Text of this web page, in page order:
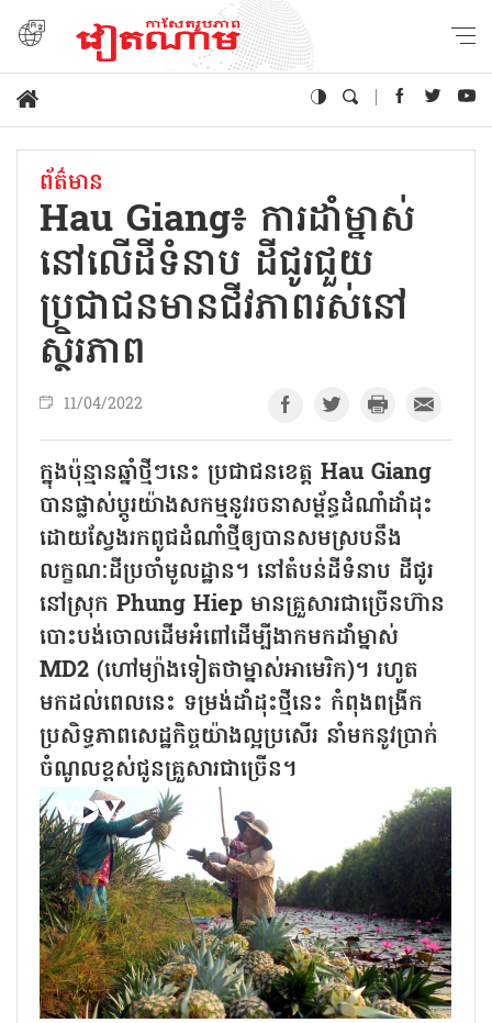
ព័ត៌មាន
Hau Giang៖ ការដាំម្នាស់
នៅលើដីទំនាប ដីជូរជួយ
ប្រជាជនមានជីវភាពរស់នៅ
ស្ថិរភាព
11/04/2022
ក្នុងប៉ុន្មានឆ្នាំថ្មីៗនេះ ប្រជាជនខេត្ត Hau Giang
បានផ្លាស់ប្តូរយ៉ាងសកម្មនូវរចនាសម្ព័ន្ធដំណាំដាំដុះ
ដោយស្វែងរកពូជដំណាំថ្មីឲ្យបានសមស្របនឹង
លក្ខណៈដីប្រចាំមូលដ្ឋាន។ នៅតំបន់ដីទំនាប ដីជូរ
នៅស្រុក Phung Hiep មានគ្រួសារជាច្រើនហ៊ាន
បោះបង់ចោលដើមអំពៅដើម្បីងាកមកដាំម្នាស់
MD2 (ហៅម្យ៉ាងទៀតថាម្នាស់អាមេរិក)។ រហូត
មកដល់ពេលនេះ ទម្រង់ដាំដុះថ្មីនេះ កំពុងពង្រីក
ប្រសិទ្ធភាពសេដ្ឋកិច្ចយ៉ាងល្អប្រសើរ នាំមកនូវប្រាក់
ចំណូលខ្ពស់ជូនគ្រួសារជាច្រើន។